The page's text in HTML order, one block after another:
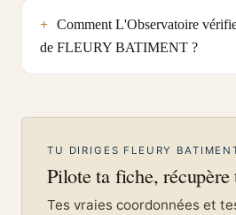
Comment L'Observatoire
de FLEURY BATIMENT ?
TU DIRIGES FLEURY
Pilote ta fiche, récupère
Tes vraies coordonnées et